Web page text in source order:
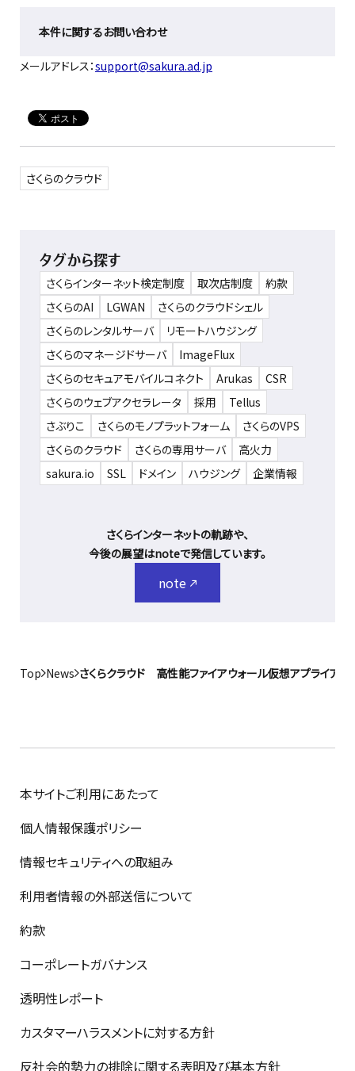
本件に関するお問い合わせ
メールアドレス：support@sakura.ad.jp
さくらのクラウド
タグから探す
さくらインターネット検定制度 取次店制度
約款
さくらのAI
LGWAN
さくらのクラウドシェル
さくらのレンタルサーバ
リモートハウジング
さくらのマネージドサーバ
ImageFlux
さくらのセキュアモバイルコネクト
Arukas
CSR
さくらのウェブアクセラレータ
採用
Tellus
さぶりこ
さくらのモノプラットフォーム
さくらのVPS
さくらのクラウド
さくらの専用サーバ
高火力
sakura.io
SSL ドメイン ハウジング 企業情報
さくらインターネットの軌跡や、
今後の展望はnoteで発信しています。
note
Top News さくらクラウド 高性能ファイアウォール仮想アプライア
本サイトご利用にあたって
個人情報保護ポリシー
情報セキュリティへの取組み
利用者情報の外部送信について
約款
コーポレートガバナンス
透明性レポート
カスタマーハラスメントに対する方針
反社会的勢力の排除に関する表明及び基本方針